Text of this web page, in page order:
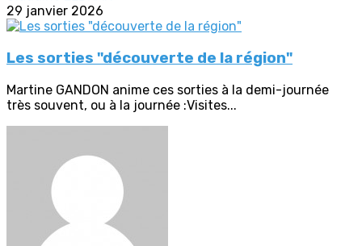
29 janvier 2026
Les sorties "découverte de la région"
Martine GANDON anime ces sorties à la demi-journée
très souvent, ou à la journée :Visites...